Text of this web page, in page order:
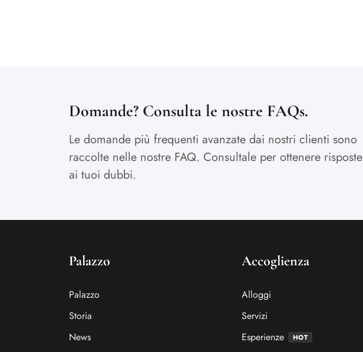
Domande? Consulta le nostre FAQs.
Le domande più frequenti avanzate dai nostri clienti sono
raccolte nelle nostre FAQ. Consultale per ottenere risposte
ai tuoi dubbi.
Palazzo
Palazzo
Storia
News
Accoglienza
Alloggi
Servizi
Esperienze
HOT